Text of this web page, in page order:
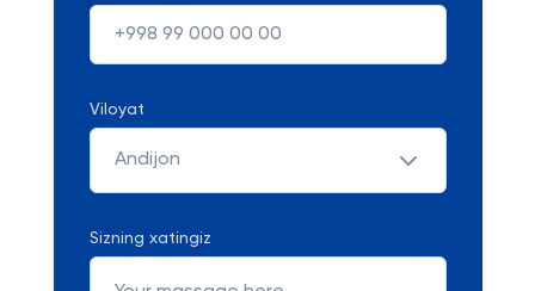
Viloyat
Andijon
Sizning xatingiz